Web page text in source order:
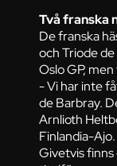
Två franska
De franska
och Triode
Oslo GP,
- Vi har inte
de Barbray.
Arnlioth
Finlandia-Ajo.
Givetvis